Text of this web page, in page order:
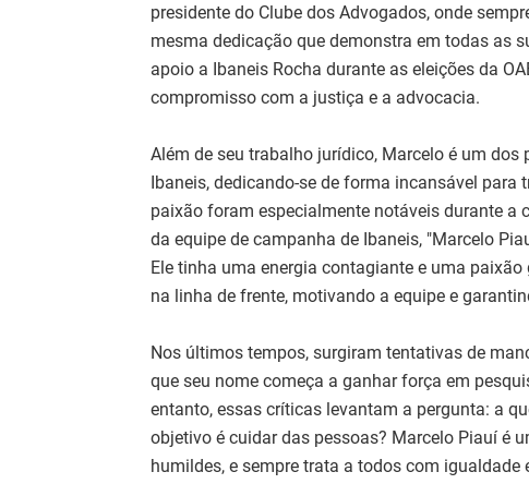
presidente do Clube dos Advogados, onde
mesma dedicação que demonstra em todas as
apoio a Ibaneis Rocha durante as eleições da
compromisso com a justiça e a advocacia.
Além de seu trabalho jurídico, Marcelo é um
Ibaneis, dedicando-se de forma incansável
paixão foram especialmente notáveis durante a
da equipe de campanha de Ibaneis, "Marcelo
Ele tinha uma energia contagiante e uma
na linha de frente, motivando a equipe e
Nos últimos tempos, surgiram tentativas de
que seu nome começa a ganhar força em
entanto, essas críticas levantam a pergunta: a
objetivo é cuidar das pessoas? Marcelo Piauí é
humildes, e sempre trata a todos com igualdade